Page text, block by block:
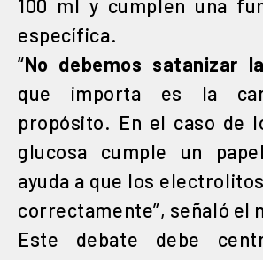
100 ml y cumplen una
específica.
“No debemos satanizar
que importa es la
propósito. En el caso de
glucosa cumple un
ayuda a que los
correctamente”, señaló el
Este debate debe